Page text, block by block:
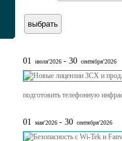
01 июля'2026 - 30 сентября'2026
подготовить телефонную
01 мая'2026 - 30 сентября'2026